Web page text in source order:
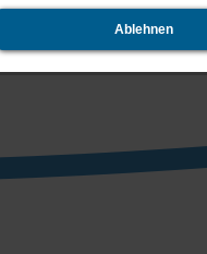
Ablehnen